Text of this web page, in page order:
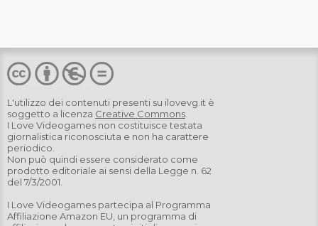
L'utilizzo dei contenuti presenti su ilovevg.it è
soggetto a licenza Creative Commons.
I Love Videogames non costituisce testata
giornalistica riconosciuta e non ha carattere
periodico.
Non può quindi essere considerato come
prodotto editoriale ai sensi della Legge n. 62
del 7/3/2001.
I Love Videogames partecipa al Programma
Affiliazione Amazon EU, un programma di